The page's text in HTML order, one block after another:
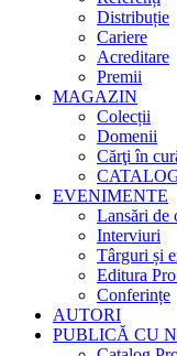
Distribuție
Cariere
Acreditare
Premii
MAGAZIN
Colecții
Domenii
Cărţi în
EVENIMENTE
Lansări de
Interviuri
Târguri și
Editura
Conferințe
AUTORI
PUBLICĂ CU